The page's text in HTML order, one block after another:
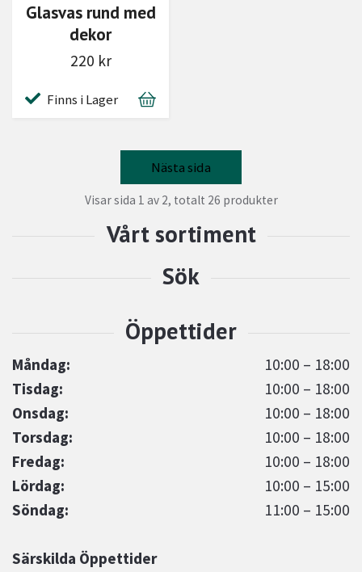
Måndag:
10:00 – 18:00
Tisdag:
10:00 – 18:00
Onsdag:
10:00 – 18:00
Torsdag:
10:00 – 18:00
Fredag:
10:00 – 18:00
Lördag:
10:00 – 15:00
Söndag:
11:00 – 15:00
Särskilda Öppettider
Glasvas rund med
dekor
220 kr
Finns i Lager
Nästa sida
Visar sida 1 av 2, totalt 26 produkter